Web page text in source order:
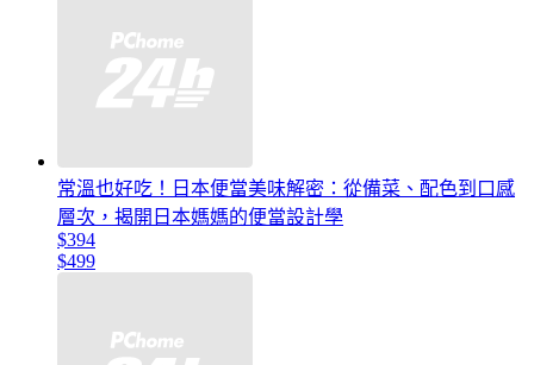
常溫也好吃！日本便當美味解密：從備菜、配色到口感
層次，揭開日本媽媽的便當設計學
$394
$499